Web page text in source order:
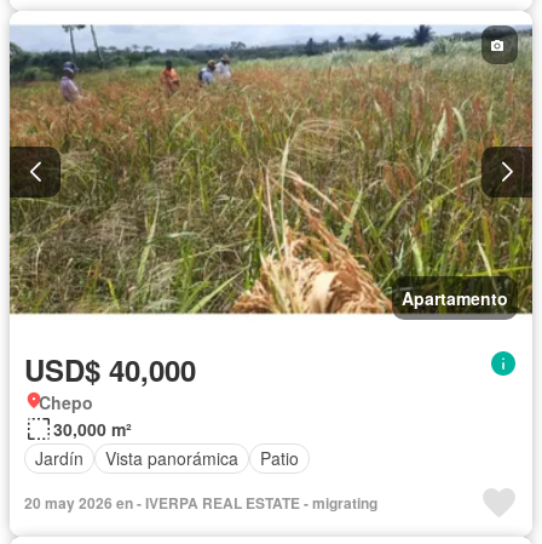
Apartamento
USD$ 40,000
Chepo
30,000 m²
Jardín
Vista panorámica Patio
20 may 2026 en - IVERPA REAL ESTATE - migrating